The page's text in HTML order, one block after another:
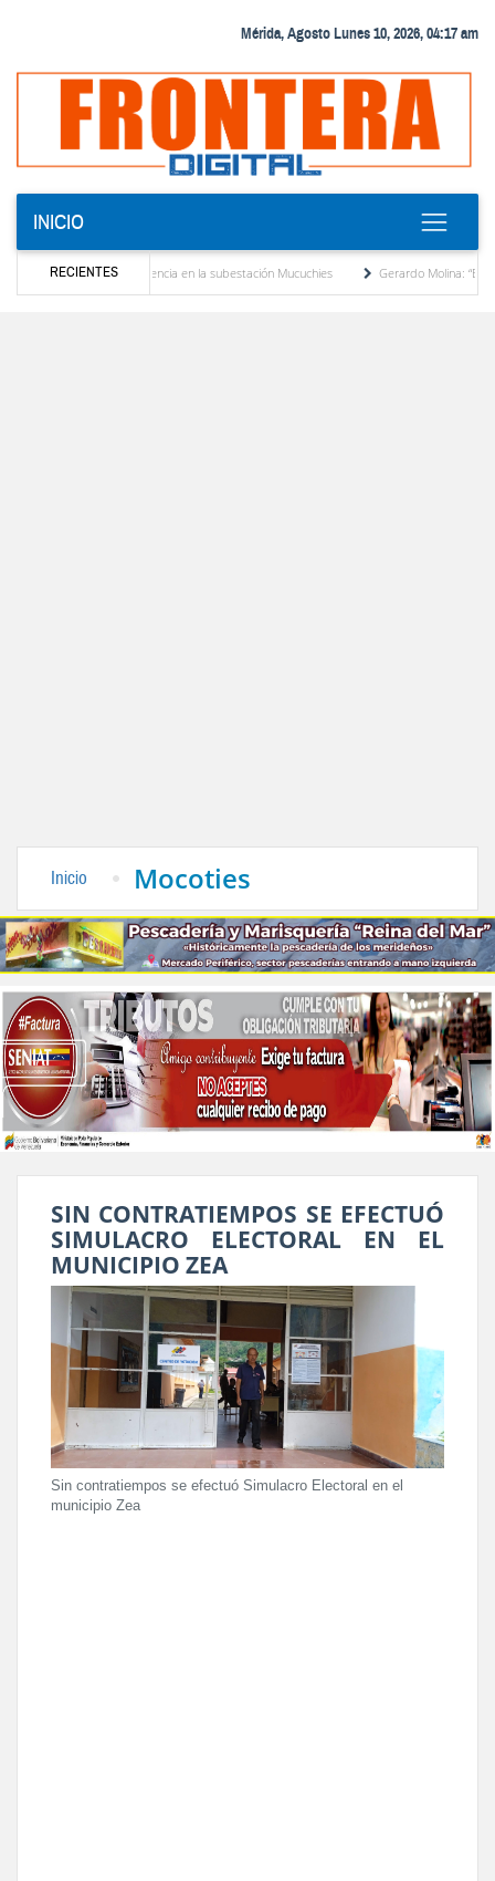
Mérida, Agosto Lunes 10, 2026, 04:17 am
INICIO
RECIENTESde potencia en la subestación Mucuchies
Gerardo Molina: “El
Inicio Mocoties
SIN CONTRATIEMPOS SE EFECTUÓ
SIMULACRO ELECTORAL EN EL
MUNICIPIO ZEA
Sin contratiempos se efectuó Simulacro Electoral en el
municipio Zea